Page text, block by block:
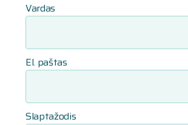
Vardas
El. paštas
Slaptažodis